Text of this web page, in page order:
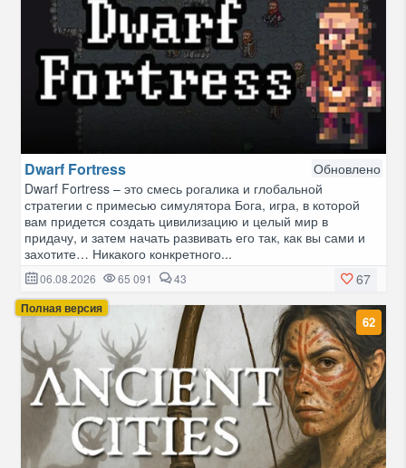
Dwarf Fortress
Обновлено
Dwarf Fortress – это смесь рогалика и глобальной
стратегии с примесью симулятора Бога, игра, в которой
вам придется создать цивилизацию и целый мир в
придачу, и затем начать развивать его так, как вы сами и
захотите… Никакого конкретного...
67
06.08.2026 65 091 43
Полная версия
62